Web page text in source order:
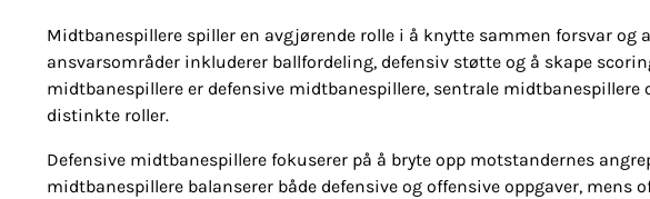
Midtbanespillere spiller en avgjørende rolle i å knytte sammen forsvar og
ansvarsområder inkluderer ballfordeling, defensiv støtte og å skape
midtbanespillere er defensive midtbanespillere, sentrale midtbanespillere
distinkte roller.
Defensive midtbanespillere fokuserer på å bryte opp motstandernes
midtbanespillere balanserer både defensive og offensive oppgaver,